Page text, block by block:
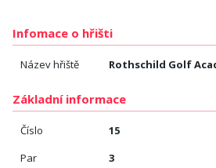
Infomace o hřišti
Název hřiště Rothschild Golf
Základní informace
Číslo
15
Par
3